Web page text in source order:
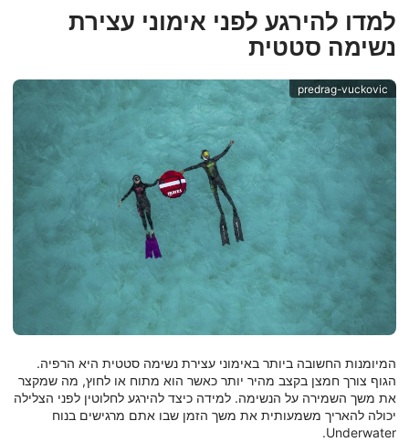
למדו להירגע לפני אימוני עצירת
נשימה סטטית
predrag-vuckovic
המיומנות החשובה ביותר באימוני עצירת נשימה סטטית היא הרפיה.
הגוף צורך חמצן בקצב מהיר יותר כאשר הוא מתוח או לחוץ, מה שמקצר
את משך השמירה על הנשימה. למידה כיצד להירגע לחלוטין לפני הצלילה
יכולה להאריך משמעותית את משך הזמן שבו אתם מרגישים בנוח
Underwater.